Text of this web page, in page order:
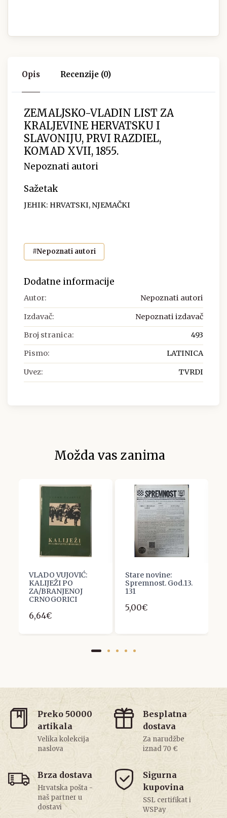
Opis Recenzije (0)
ZEMALJSKO-VLADIN LIST ZA
KRALJEVINE HERVATSKU I
SLAVONIJU, PRVI RAZDIEL,
KOMAD XVII, 1855.
Nepoznati autori
Sažetak
JEHIK: HRVATSKI, NJEMAČKI
#Nepoznati autori
Dodatne informacije
Autor: Nepoznati autori
Izdavač: Nepoznati izdavač
Broj stranica: 493
Pismo: LATINICA
Uvez: TVRDI
Možda vas zanima
VLADO VUJOVIĆ:
KALIJEŽI PO
ZA/BRANJENOJ
CRNOGORICI
6,64€
Stare novine:
Spremnost. God.13.
131
5,00€
Preko 50000
artikala
Velika kolekcija
naslova
Besplatna
dostava
Za narudžbe
iznad 70 €
Brza dostava
Hrvatska pošta -
naš partner u
dostavi
Sigurna
kupovina
SSL certifikat i
WSPay